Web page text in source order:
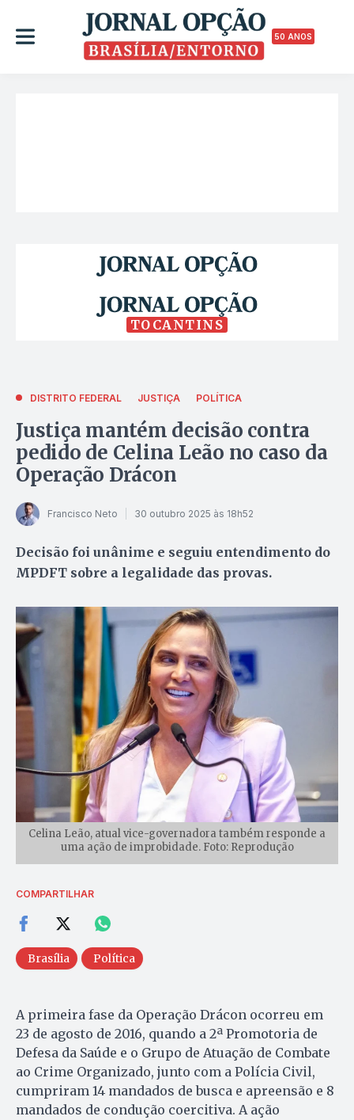
50 ANOS
TOCANTINS
DISTRITO FEDERAL JUSTIÇA POLÍTICA
Justiça mantém decisão contra
pedido de Celina Leão no caso da
Operação Drácon
Francisco Neto 30 outubro 2025 às 18h52
Decisão foi unânime e seguiu entendimento do
MPDFT sobre a legalidade das provas.
Celina Leão, atual vice-governadora também responde a
uma ação de improbidade. Foto: Reprodução
COMPARTILHAR
Brasília Política
A primeira fase da Operação Drácon ocorreu em
23 de agosto de 2016, quando a 2ª Promotoria de
Defesa da Saúde e o Grupo de Atuação de Combate
ao Crime Organizado, junto com a Polícia Civil,
cumpriram 14 mandados de busca e apreensão e 8
mandados de condução coercitiva. A ação